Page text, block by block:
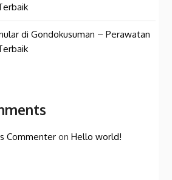
di Gondokusuman – Perawatan
Commenter onHello world!